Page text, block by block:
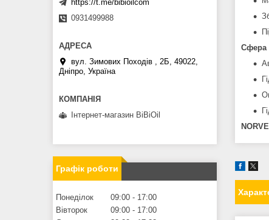
Сфера
https://t.me/bibioilcom
0931499988
вул. Зимових Походiв , 2Б, 49022,
Дніпро, Україна
Інтернет-магазин BiBiOil
Графік роботи
Понеділок 09:00
17:00
Вівторок
09:00
17:00